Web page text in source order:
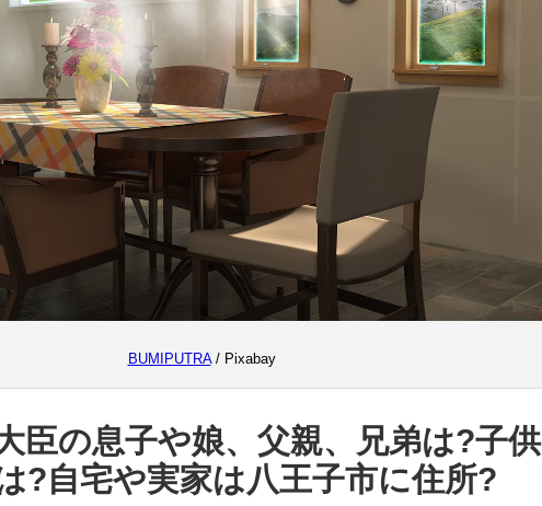
BUMIPUTRA/ Pixabay
臣の息子や娘、父親、兄弟は?子供
?自宅や実家は八王子市に住所?